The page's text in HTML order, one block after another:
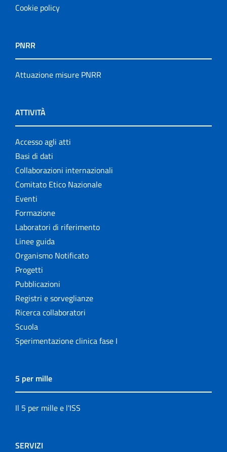
Cookie policy
PNRR
Attuazione misure PNRR
ATTIVITÀ
Accesso agli atti
Basi di dati
Collaborazioni internazionali
Comitato Etico Nazionale
Eventi
Formazione
Laboratori di riferimento
Linee guida
Organismo Notificato
Progetti
Pubblicazioni
Registri e sorveglianze
Ricerca collaboratori
Scuola
Sperimentazione clinica fase I
5 per mille
Il 5 per mille e l'ISS
SERVIZI